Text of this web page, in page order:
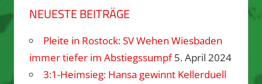
NEUESTE BEITRÄGE
Pleite in Rostock: SV Wehen Wiesbaden
immer tiefer im Abstiegssumpf 5. April 2024
3:1-Heimsieg: Hansa gewinnt Kellerduell